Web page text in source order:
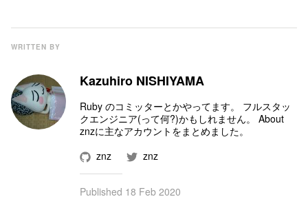
WRITTEN BY
Kazuhiro NISHIYAMA
Ruby のコミッターとかやってます。 フルスタッ
クエンジニア(って何?)かもしれません。 About
znzに主なアカウントをまとめました。
znz
znz
Published 18 Feb 2020